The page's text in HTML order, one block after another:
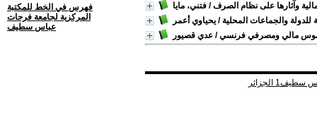
وآثارها على نظام الصرف/ فتني، مايا
للدولة والجماعات المحلية / يحياوي أعمر
مالي ومصرفي فرنسي/ عدي قصيور
فهرس في الخط للمكتبة
المركزية لجامعة فرحات
عباس سطيف